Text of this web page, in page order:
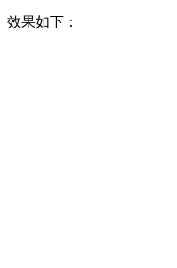
效果如下：